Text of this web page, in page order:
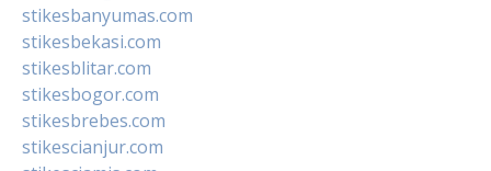
stikesbanyumas.com
stikesbekasi.com
stikesblitar.com
stikesbogor.com
stikesbrebes.com
stikescianjur.com